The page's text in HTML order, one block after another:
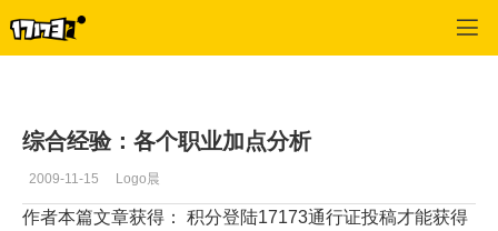
综合经验：各个职业加点分析
2009-11-15 Logo晨
作者本篇文章获得： 积分登陆17173通行证投稿才能获得